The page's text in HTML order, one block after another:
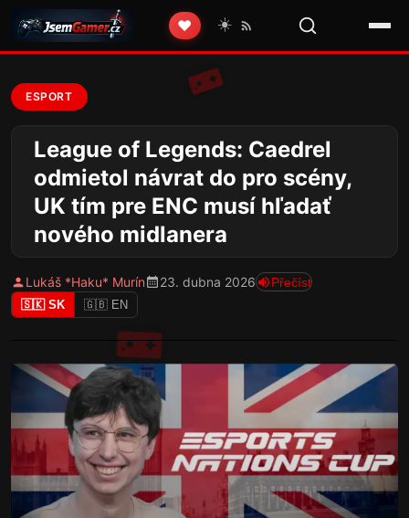
❤️ ☀️
ESPORT
League of Legends: Caedrel
odmietol návrat do pro scény,
UK tím pre ENC musí hľadať
nového midlanera
Lukáš *Haku* Murín 23. dubna 2026 Přečíst
🇸🇰 SK 🇬🇧 EN